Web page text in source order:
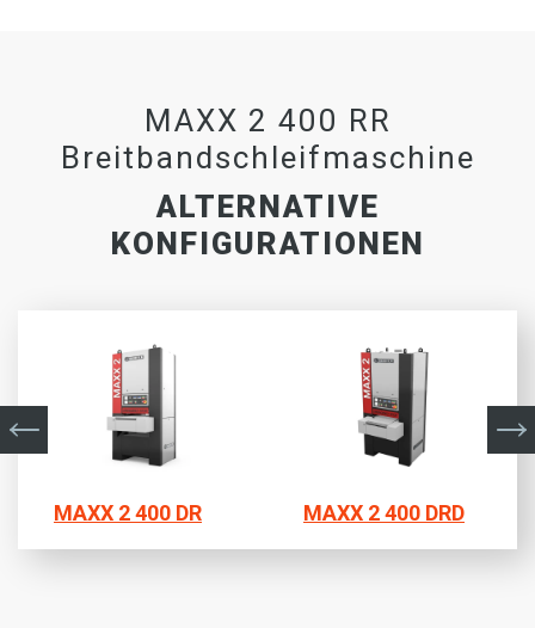
MAXX 2 400 RR
Breitbandschleifmaschine
ALTERNATIVE
KONFIGURATIONEN
MAXX 2 400 DR MAXX 2 400 DRD